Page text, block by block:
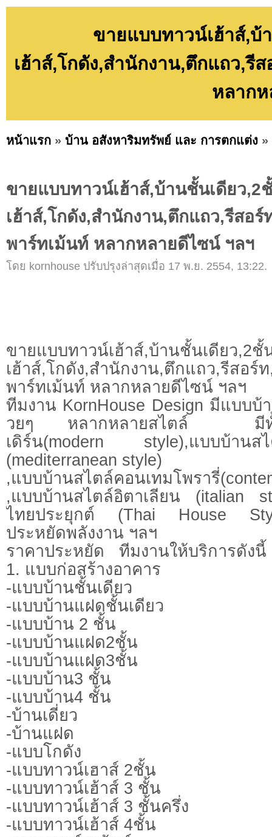
ขายแบบทาวน์เฮ้าส์,บ้
เฮ้าส์,โกดัง,สำนักงาน,ตึกแถว,รี
หลาก
หน้าแรก » บ้าน อสังหาริมทรัพย์ และ การตกแต่ง »
ขายแบบทาวน์เฮ้าส์,บ้านชั้นเดียว,2
เฮ้าส์,โกดัง,สำนักงาน,ตึกแถว,รีสอร์
พาร์ทเม้นท์ หลากหลายดีไซน์ ฯลฯ
โดย kornhouse ปรับปรุงล่าสุดเมื่อ 17 พ.ย. 2554, 13:22.
ขายแบบทาวน์เฮ้าส์,บ้านชั้นเดียว,2ชั้
เฮ้าส์,โกดัง,สำนักงาน,ตึกแถว,รีสอร์
พาร์ทเม้นท์ หลากหลายดีไซน์ ฯลฯ
ทีมงาน KornHouse Design มีแบบบ้
วยๆ หลากหลายสไตล์ มีทั้งแ
เดิร์น(modern style),แบบบ้านสไต
(mediterranean style)
,แบบบ้านสไตล์คอนเทมโพรารี่
,แบบบ้านสไตล์อิตาเลียน (italian
ไทยประยุกต์ (Thai House
ประหยัดพลังงาน ฯลฯ
ราคาประหยัด ทีมงานให้บริการดังนี้
1. แบบก่อสร้างอาคาร
-แบบบ้านชั้นเดียว
-แบบบ้านแฝดชั้นเดียว
-แบบบ้าน 2 ชั้น
-แบบบ้านแฝด2ชั้น
-แบบบ้านแฝด3ชั้น
-แบบบ้าน3 ชั้น
-แบบบ้าน4 ชั้น
-บ้านเดี่ยว
-บ้านแฝด
-แบบโกดัง
-แบบทาวน์เฮาส์ 2ชั้น
-แบบทาวน์เฮ้าส์ 3 ชั้น
-แบบทาวน์เฮ้าส์ 3 ชั้นครึ่ง
-แบบทาวน์เฮ้าส์ 4ชั้น